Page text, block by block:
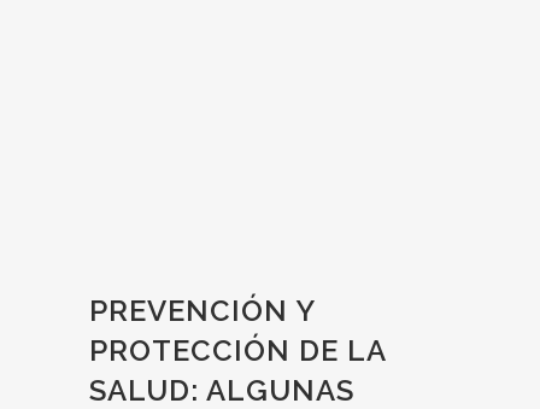
PREVENCIÓN Y
PROTECCIÓN DE LA
SALUD: ALGUNAS